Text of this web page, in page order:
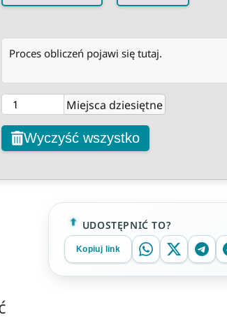
Proces obliczeń pojawi się tutaj.
Miejsca dziesiętne
Wyczyść wszystko
UDOSTĘPNIĆ TO?
Kopiuj link